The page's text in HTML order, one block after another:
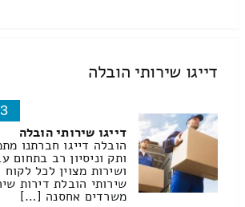
דייגו שירותי הובלה
דייגו שירותי הובלה
הובלה דייגו חברתנו
ותק וניסיון רב בתחום
ושירות מצוין לכל לקוח
שירותי הובלת דירות
משרדים אחסנה […]